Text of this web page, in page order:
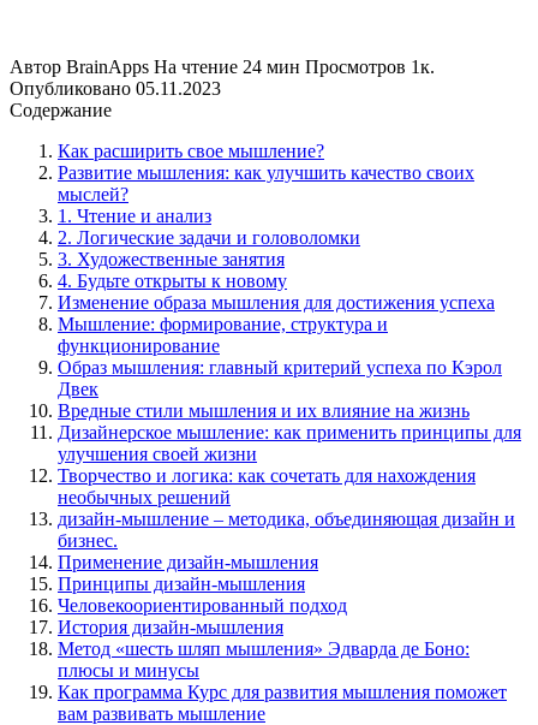
Автор BrainApps На чтение 24 мин Просмотров 1к.
Опубликовано 05.11.2023
Содержание
Как расширить свое мышление?
Развитие мышления: как улучшить качество своих
мыслей?
1. Чтение и анализ
2. Логические задачи и головоломки
3. Художественные занятия
4. Будьте открыты к новому
Изменение образа мышления для достижения успеха
Мышление: формирование, структура и
функционирование
Образ мышления: главный критерий успеха по Кэрол
Двек
Вредные стили мышления и их влияние на жизнь
Дизайнерское мышление: как применить принципы для
улучшения своей жизни
Творчество и логика: как сочетать для нахождения
необычных решений
дизайн-мышление – методика, объединяющая дизайн и
бизнес.
Применение дизайн-мышления
Принципы дизайн-мышления
Человекоориентированный подход
История дизайн-мышления
Метод «шесть шляп мышления» Эдварда де Боно:
плюсы и минусы
Как программа Курс для развития мышления поможет
вам развивать мышление